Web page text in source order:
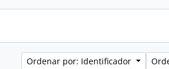
Ordenar por: Identificador